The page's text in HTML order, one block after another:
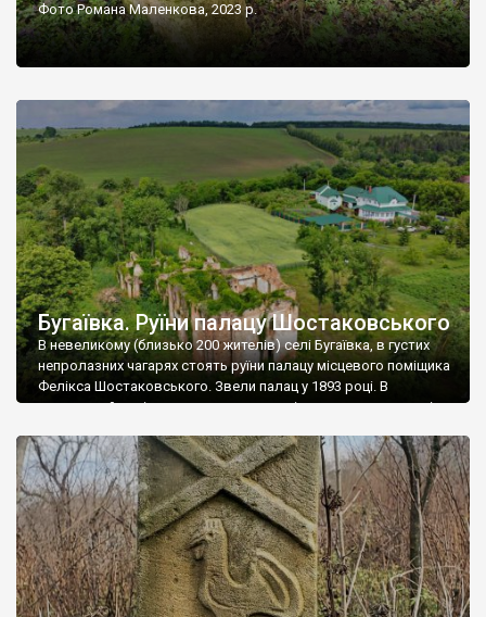
Фото Романа Маленкова, 2023 р.
Бугаївка. Руїни палацу Шостаковського
В невеликому (близько 200 жителів) селі Бугаївка, в густих
непролазних чагарях стоять руїни палацу місцевого поміщика
Фелікса Шостаковського. Звели палац у 1893 році. В
радянський період у ньому спочатку містилася школа, потім
століття тут розмістили туберкульозну лікарню. Коли із
палацу виїхала лікарня – ми точно не […]